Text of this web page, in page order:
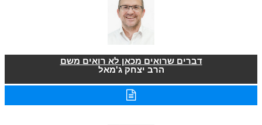
דברים שרואים מכאן לא רואים משם
הרב יצחק ג'מאל